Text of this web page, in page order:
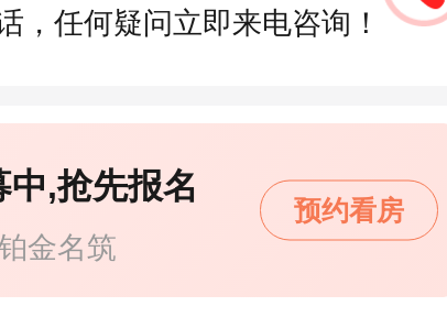
，任何疑问立即来电咨询！
金名筑
,抢先报名
预约看房